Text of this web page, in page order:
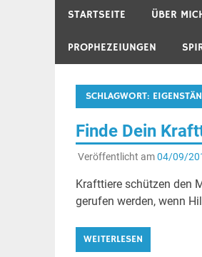
STARTSEITE ÜBER
PROPHEZEIUNGEN
SCHLAGWORT:
Finde Dein
Veröffentlicht am04/09/
Krafttiere schützen den
gerufen werden, wenn
WEITERLESEN